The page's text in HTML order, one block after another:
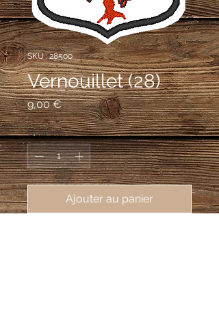
SKU : 28500
Vernouillet (28)
9,00 €Prix
Quantité *
Ajouter au panier